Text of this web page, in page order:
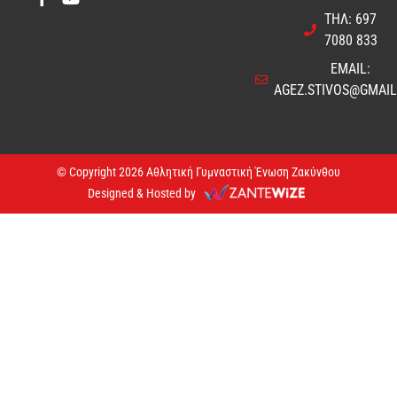
ΤΗΛ: 697
7080 833
EMAIL:
© Copyright 2026 Αθλητική Γυμναστική Ένωση Ζακύνθου
Designed & Hosted by